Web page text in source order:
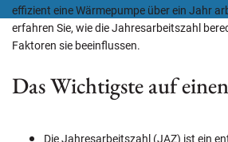
effizient eine Wärmepumpe über ein Jahr
erfahren Sie, wie die Jahresarbeitszahl
Faktoren sie beeinflussen.
Das Wichtigste auf
Die Jahresarbeitszahl (JAZ) ist ein